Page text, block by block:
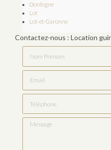
Dordogne
Lot
Lot-et-Garonne
Contactez-nous : Location
Message